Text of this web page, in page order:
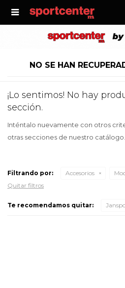

NO SE HAN
¡Lo sentimos! No hay
sección.
Inténtalo nuevamente con otros
otras secciones de nuestro catálogo.
Filtrando por: Accesorios
Quitar filtros
Te recomendamos quitar: